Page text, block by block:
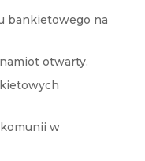
bankietowego na
otwarty.
w